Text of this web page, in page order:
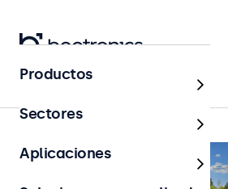
Página principal
Productos
Sectores
Aplicaciones